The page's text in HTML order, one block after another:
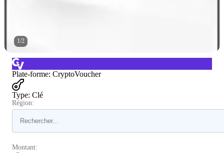
1/2
Plate-forme: CryptoVoucher
Type: Clé
Région:
Montant: